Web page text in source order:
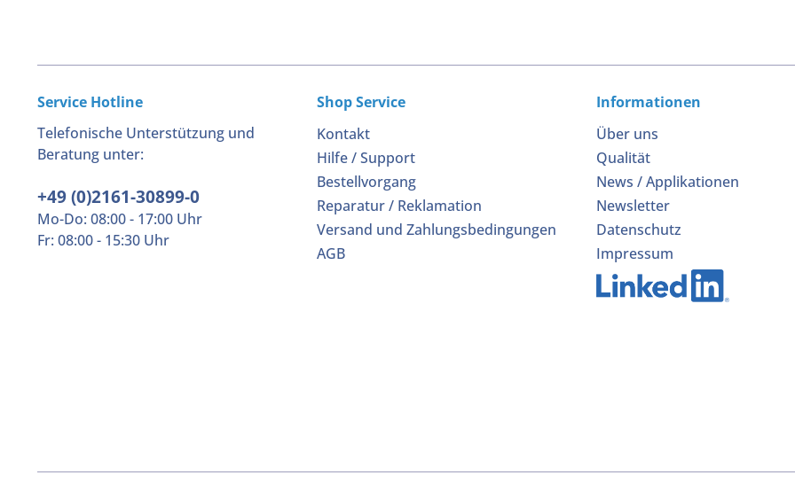
Service Hotline
Telefonische Unterstützung und
Beratung unter:
+49 (0)2161-30899-0
Mo-Do: 08:00 - 17:00 Uhr
Fr: 08:00 - 15:30 Uhr
Shop Service
Kontakt
Hilfe / Support
Bestellvorgang
Reparatur / Reklamation
Versand und Zahlungsbedingungen
AGB
Informationen
Über uns
Qualität
News / Applikationen
Newsletter
Datenschutz
Impressum